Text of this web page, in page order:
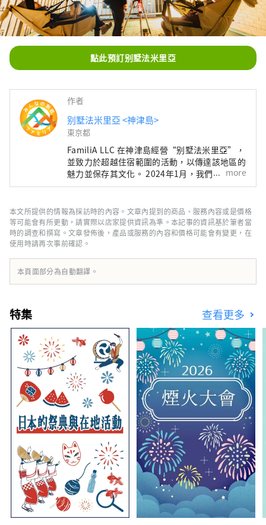
點此預訂别墅法米里亞
作者
别墅法米里亞 <神津島>
東京都
FamiliA LLC 在神津島經營“别墅法米里亞”，
並致力於超越住宿範圍的活動，以傳達該地區的
魅力並保存其文化。 2024年1月，我們將發布
神津島旅遊應用程式“Marutto！ 神津島 ”！
在出行前了解神津島的“神津島島雙六”，二是
只有到過神津島的人才能體驗的“戲劇性語音導
覽”。當然，這款應用程式也提供英語版本。我
們的目標是讓不僅是日本遊客，海外遊客也能了
解神津島的真正魅力，並創造與島上居民成為朋
友的機會。
more
本文所提供的情報為採訪時的內容。文章內提到的商品、服務內容或是價格
等可能會有所更動，請實際以店家提供資訊為準。本記事的資訊基於筆者當
時的調查和撰寫。文章發佈後，產品或服務的內容和價格可能會有變更，在
使用時請再次事前確認。
本頁面部分為自動翻譯。
特集 查看更多